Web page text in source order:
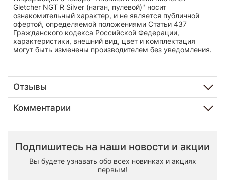
Gletcher NGT R Silver (наган, пулевой)" носит
ознакомительный характер, и не является публичной
офертой, определяемой положениями Статьи 437
Гражданского кодекса Российской Федерации,
характеристики, внешний вид, цвет и комплектация
могут быть изменены производителем без уведомления.
Отзывы
Комментарии
Подпишитесь на наши новости и акции
Вы будете узнавать обо всех новинках и акциях
первым!